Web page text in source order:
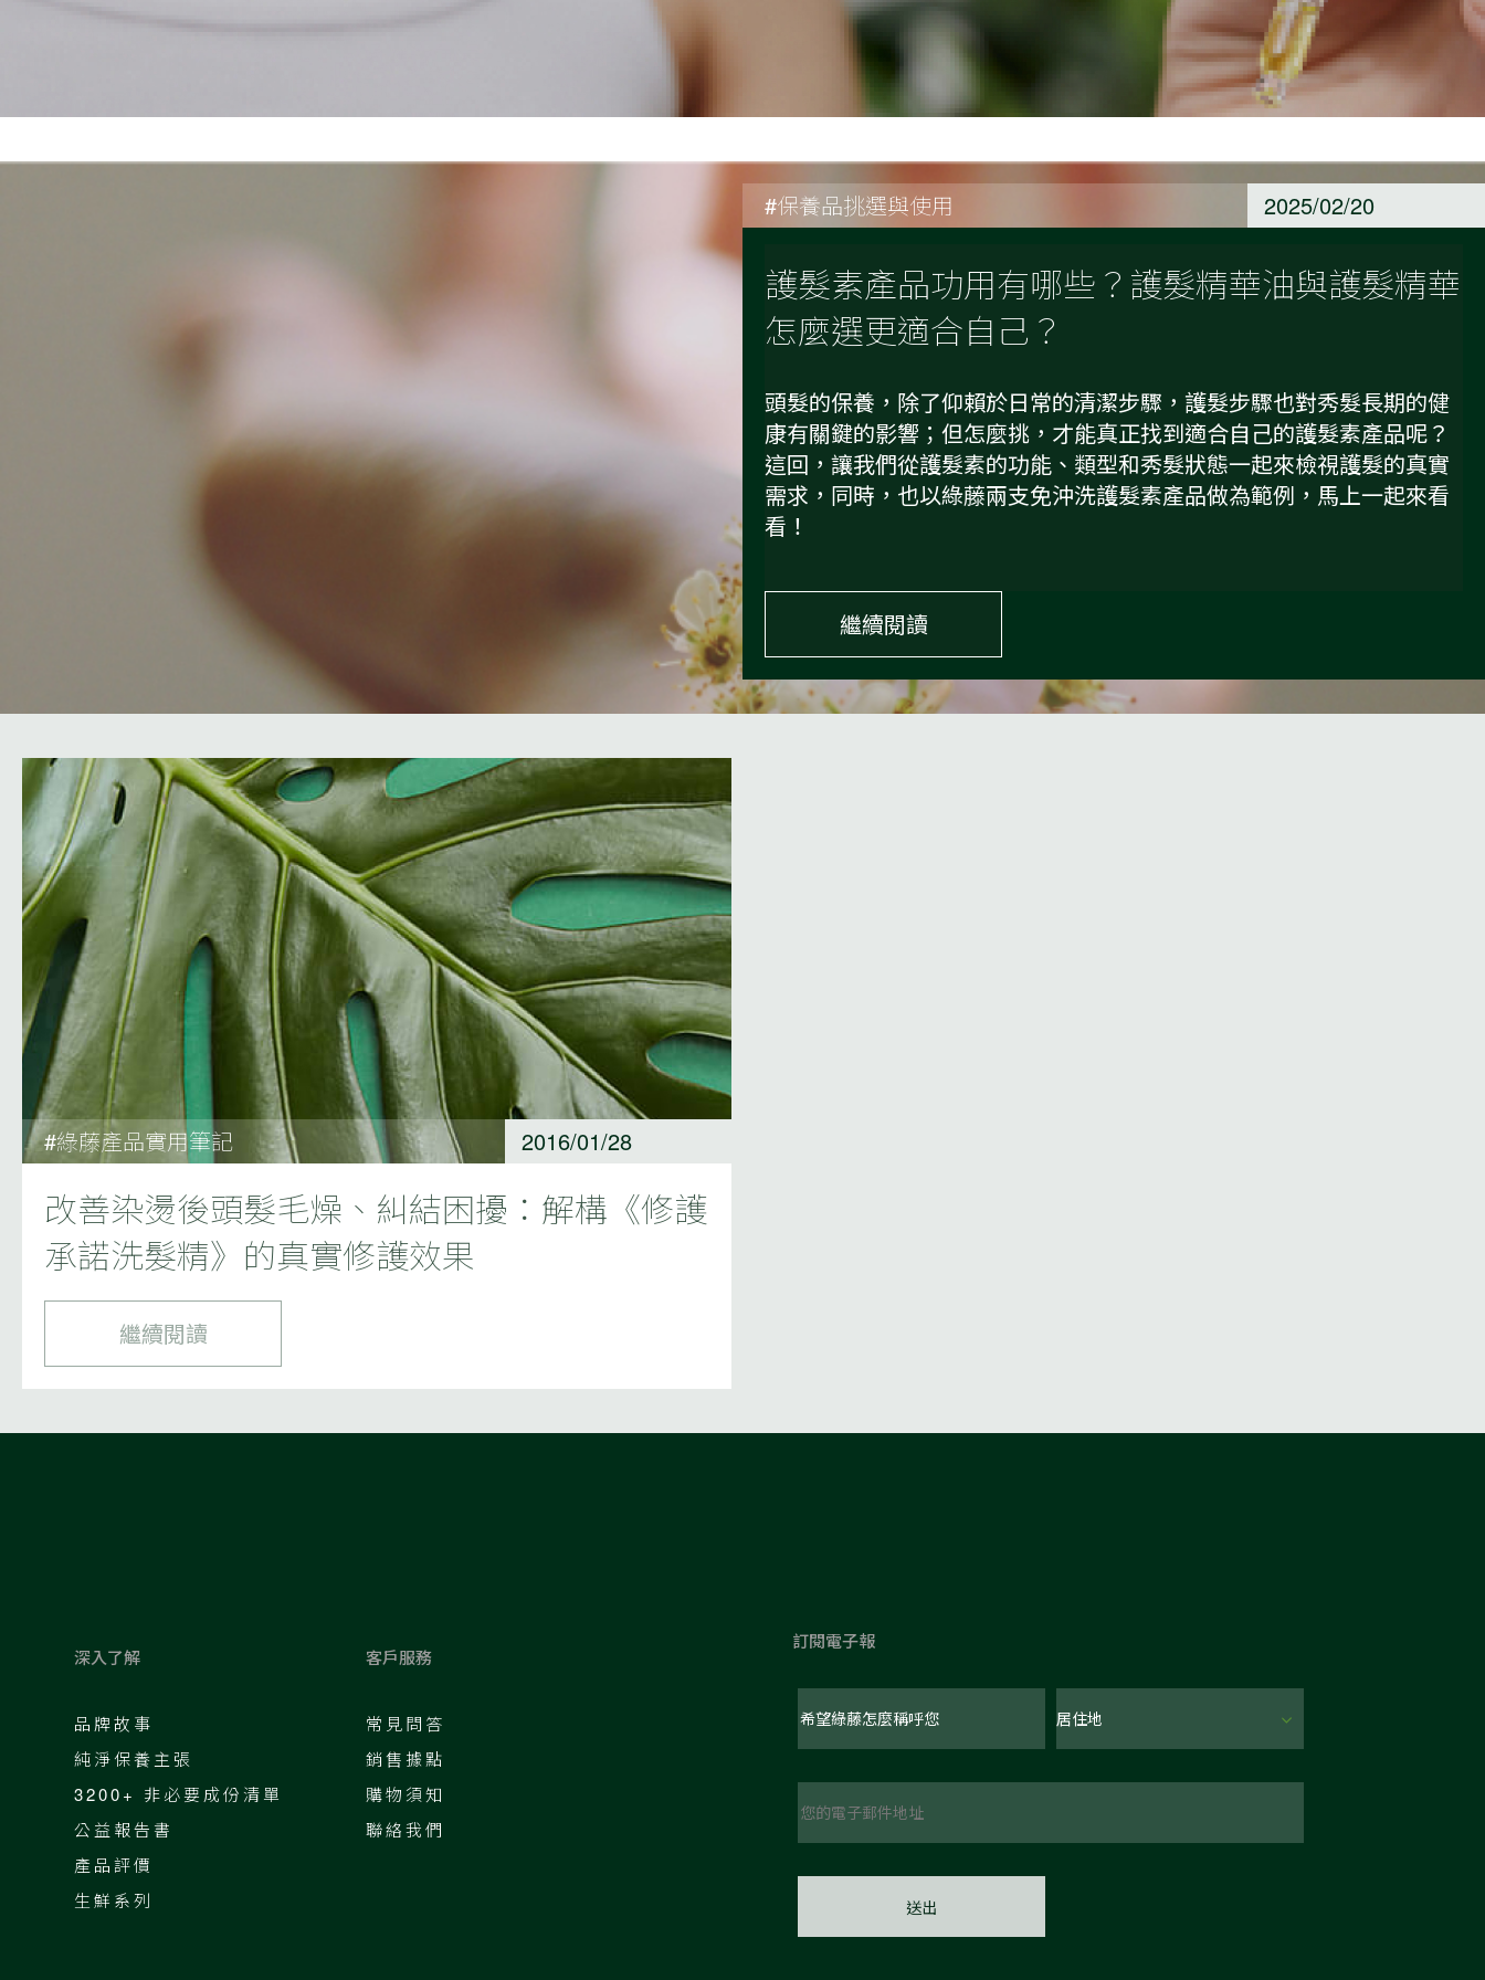
#保養品挑選與使用 2025/02/20
護髮素產品功用有哪些？護髮精華油與護髮精華
怎麼選更適合自己？
頭髮的保養，除了仰賴於日常的清潔步驟，護髮步驟也對秀髮長期的健
康有關鍵的影響；但怎麼挑，才能真正找到適合自己的護髮素產品呢？
這回，讓我們從護髮素的功能、類型和秀髮狀態一起來檢視護髮的真實
需求，同時，也以綠藤兩支免沖洗護髮素產品做為範例，馬上一起來看
看！
繼續閱讀
#綠藤產品實用筆記 2016/01/28
改善染燙後頭髮毛燥、糾結困擾：解構《修護
承諾洗髮精》的真實修護效果
繼續閱讀
深入了解
品牌故事
純淨保養主張
3200+ 非必要成份清單
公益報告書
產品評價
生鮮系列
客戶服務
常見問答
銷售據點
購物須知
聯絡我們
訂閱電子報